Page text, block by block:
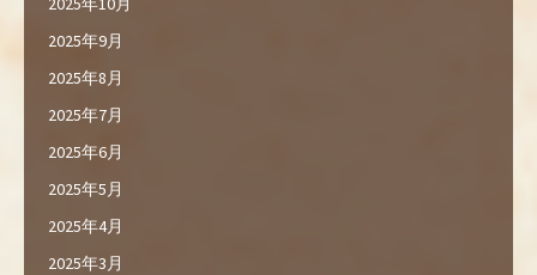
2025年9月
2025年8月
2025年7月
2025年6月
2025年5月
2025年4月
2025年3月